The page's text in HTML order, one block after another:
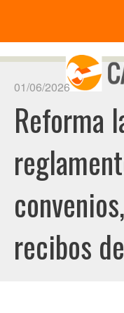
01/06/2026
Reforma
recibos